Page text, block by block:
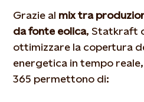
Grazie al mix tra
da fonte eolica, Statkraft
ottimizzare la copertura
energetica in tempo
365 permettono di: